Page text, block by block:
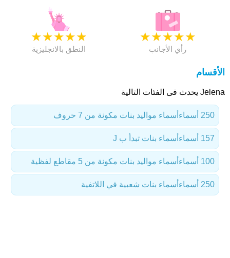
★
★
★
★
★
النطق بالانجليزية
★
★
★
★
★
رأي الأجانب
الأقسام
Jelena يحدث فى الفئات التالية
أسماء مواليد بنات مكونة من 7 حروف 250 أسماء
أسماء بنات تبدأ ب J 157 أسماء
أسماء مواليد بنات مكونة من 5 مقاطع لفظية 100 أسماء
أسماء بنات شعبية في اللاتفية 250 أسماء